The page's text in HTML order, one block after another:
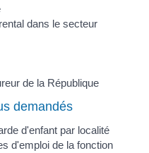
dans le secteur
de la République
demandés
d'enfant par localité
d'emploi de la fonction